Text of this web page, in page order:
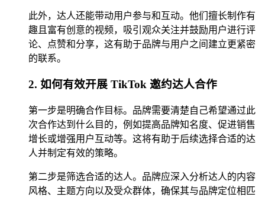
此外，达人还能带动用户参与和互动。他们擅长制作有
趣且富有创意的视频，吸引观众关注并鼓励用户进行评
论、点赞和分享，这有助于品牌与用户之间建立更紧密
的联系。
2. 如何有效开展 TikTok 邀约达人合作
第一步是明确合作目标。品牌需要清楚自己希望通过此
次合作达到什么目的，例如提高品牌知名度、促进销售
增长或增强用户互动等。这将有助于后续选择合适的达
人并制定有效的策略。
第二步是筛选合适的达人。品牌应深入分析达人的内容
风格、主题方向以及受众群体，确保其与品牌定位相匹